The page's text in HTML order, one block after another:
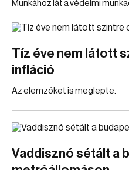
Munkához lát a védelmi
Tíz éve nem látott
infláció
Az elemzőket is meglepte.
Vaddisznó sétált a